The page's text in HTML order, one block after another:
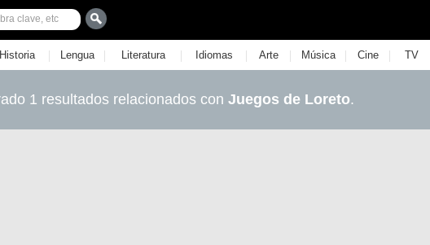
Historia | Lengua | Literatura | Idiomas | Arte | Música | Cine | TV
1 resultados relacionados con Juegos de Loreto.